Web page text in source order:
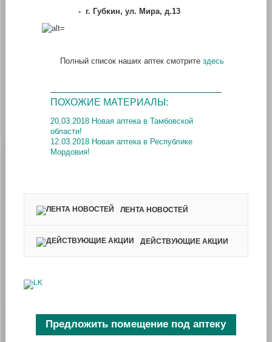
- г. Губкин, ул. Мира, д.13
Полный список наших аптек смотрите здесь
ПОХОЖИЕ МАТЕРИАЛЫ:
20.03.2018 Новая аптека в Тамбовской
области!
12.03.2018 Новая аптека в Республике
Мордовия!
ЛЕНТА НОВОСТЕЙ
ДЕЙСТВУЮЩИЕ АКЦИИ
Предложить помещение под аптеку